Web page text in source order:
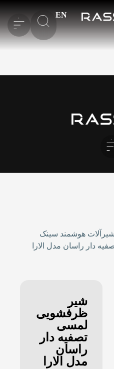
EN
شیرآلات هوشمند سینک
دار راسان مدل الارا
شیر
ظرفشویی
لمسی
تصفیه دار
راسان
مدل الارا